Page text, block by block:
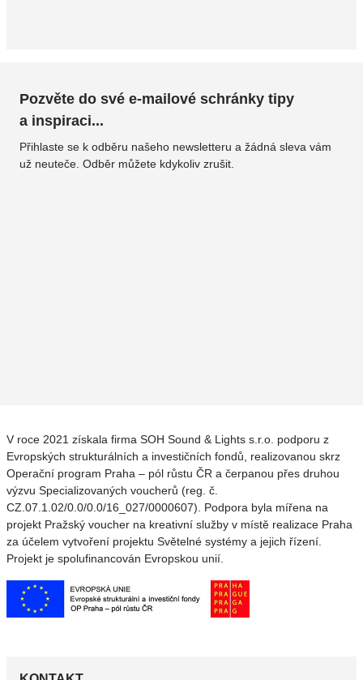
Pozvěte do své e-mailové schránky tipy
a inspiraci...
Přihlaste se k odběru našeho newsletteru a žádná sleva vám
už neuteče. Odběr můžete kdykoliv zrušit.
V roce 2021 získala firma SOH Sound & Lights s.r.o. podporu z
Evropských strukturálních a investičních fondů, realizovanou skrz
Operační program Praha – pól růstu ČR a čerpanou přes druhou
výzvu Specializovaných voucherů (reg. č.
CZ.07.1.02/0.0/0.0/16_027/0000607). Podpora byla mířena na
projekt Pražský voucher na kreativní služby v místě realizace Praha
za účelem vytvoření projektu Světelné systémy a jejich řízení.
Projekt je spolufinancován Evropskou unií.